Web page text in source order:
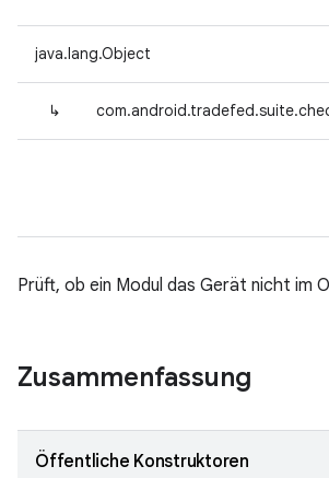
java.lang.Object
↳
Prüft, ob ein Modul das Gerät nicht im
Zusammenfassung
Öffentliche Konstruktoren